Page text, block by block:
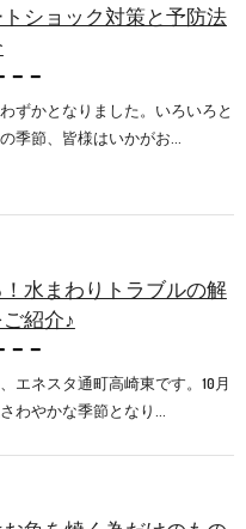
ショック対策と予防法
ずかとなりました。いろいろと
季節、皆様はいかがお…
水まわりトラブルの解
紹介♪
エネスタ通町高崎東です。10月
わやかな季節となり…